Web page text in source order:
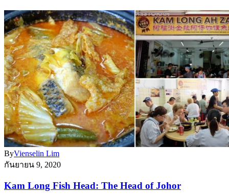
ByVienselin Lim
กันยายน 9, 2020
Kam Long Fish Head: The Head of Johor